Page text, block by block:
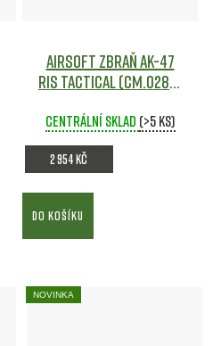
Airsoft zbraň AK-47
RIS Tactical (CM.028A)
Centrální sklad (>5 ks)
2 954 Kč
DO KOŠÍKU
NOVINKA